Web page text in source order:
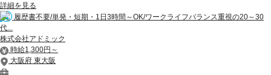
詳細を見る
履歴書不要/単発・短期・1日3時間～OK/ワークライフバランス重視の20～30
代...
株式会社アドミック
時給1,300円～
大阪府 東大阪